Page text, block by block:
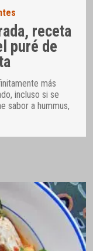
receta
puré de
más
incluso si se
sabor a hummus,